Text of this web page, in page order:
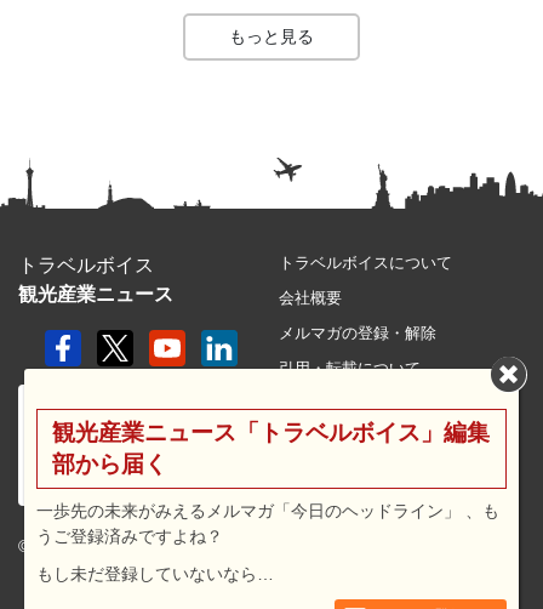
もっと見る
トラベルボイス
観光産業ニュース
© 2026 travel voice.
トラベルボイスについて
会社概要
メルマガの登録・解除
引用・転載について
利用規約
広告メニュー・料金
観光産業ニュース「トラベルボイス」編集
部から届く
一歩先の未来がみえるメルマガ「今日のヘッドライン」 、も
うご登録済みですよね？
もし未だ登録していないなら…